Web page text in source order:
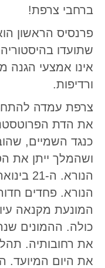
ברחבי צרפת!
פרנסיס הראשון
שתועדו
אינו אמצעי הגנה
ורדיפות.
צרפת עמדה
את הדת
כנגד השמיים,
ושהמלך ייתן את
הנורא. פחדים
המונעת מקנאה
כולה. ההמונים
את רחובותיה.
את היום המיועד.